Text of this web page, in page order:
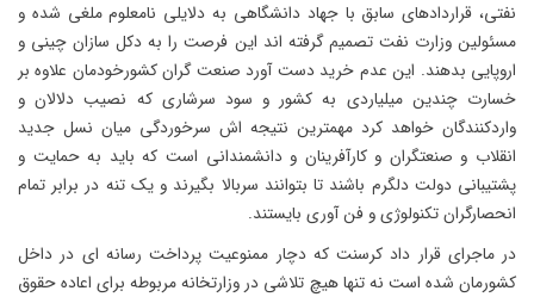
نفتی، قراردادهای سابق با جهاد دانشگاهی به دلایلی نامعلوم ملغی شده و
مسئولین وزارت نفت تصمیم گرفته اند این فرصت را به دکل سازان چینی و
اروپایی بدهند. این عدم خرید دست آورد صنعت گران کشورخودمان علاوه بر
خسارت چندین میلیاردی به کشور و سود سرشاری که نصیب دلالان و
واردکنندگان خواهد کرد مهمترین نتیجه اش سرخوردگی میان نسل جدید
انقلاب و صنعتگران و کارآفرینان و دانشمندانی است که باید به حمایت و
پشتیبانی دولت دلگرم باشند تا بتوانند سربالا بگیرند و یک تنه در برابر تمام
انحصارگران تکنولوژی و فن آوری بایستند.
در ماجرای قرار داد کرسنت که دچار ممنوعیت پرداخت رسانه ای در داخل
کشورمان شده است نه تنها هیچ تلاشی در وزارتخانه مربوطه برای اعاده حقوق